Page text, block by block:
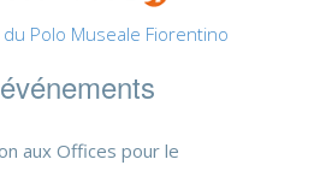
Polo Museale Fiorentino
aux Offices pour le